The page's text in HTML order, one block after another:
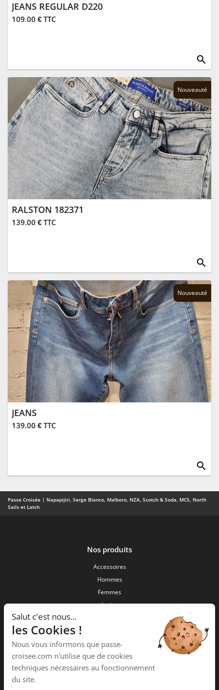
JEANS REGULAR D220
109.00 € TTC
search
Nouveauté
RALSTON 182371
139.00 € TTC
search
Nouveauté
JEANS
139.00 € TTC
search
Passe Croisée | Napapijiri, Serge Blanco, Malboro, NZA, Scotch & Soda, MCS, North
Sails et Latch
Nos produits
Accessoires
Hommes
Femmes
Junior
34 ,Rue des forgerons
15000 Aurillac
Salut c'est nous...
les Cookies !
Nous vous informons que passe-
croisee.com n'utilise que de cookies
techniques nécessaires au fonctionnement
du site.